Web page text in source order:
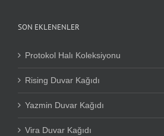
SON EKLENENLER
Protokol Halı Koleksiyonu
Rising Duvar Kağıdı
Yazmin Duvar Kağıdı
Vira Duvar Kağıdı